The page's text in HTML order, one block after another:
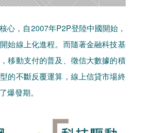
心，自2007年P2P登陸中國開始，
始線上化進程。而隨著金融科技基
移動支付的普及、徵信大數據的積
的不斷反覆運算，線上信貸市場終
爆發期。